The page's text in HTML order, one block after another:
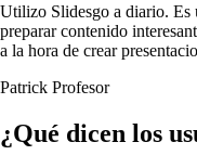
Utilizo Slidesgo a diario. Es
preparar contenido
a la hora de crear
Patrick Profesor
¿Qué dicen los